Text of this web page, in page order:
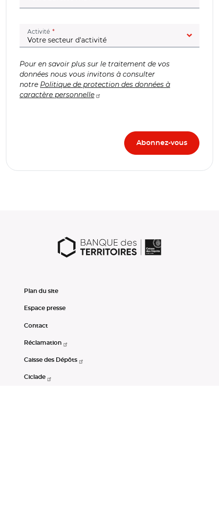
Activité (champ obligatoire)
Pour en savoir plus sur le traitement de vos
données nous vous invitons à consulter
notre Politique de protection des données à
caractère personnelle
Plan du site
Espace presse
Contact
Réclamation
Caisse des Dépôts
Ciclade